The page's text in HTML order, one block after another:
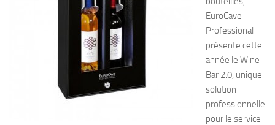
EuroCave
Professional
présente cette
année le Wine
Bar 2.0, unique
solution
professionnelle
pour le service